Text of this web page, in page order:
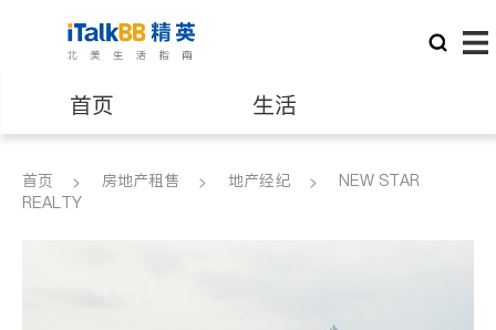
首页 生活
医生 律师
首页 房地产租售 地产经纪
NEW STAR
REALTY